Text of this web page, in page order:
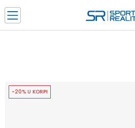
CLICK & COLLECT Platite karticom online i
-20% U KORPI